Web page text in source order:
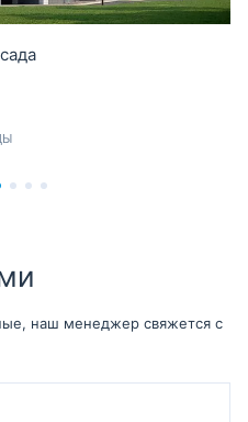
наш менеджер свяжется с